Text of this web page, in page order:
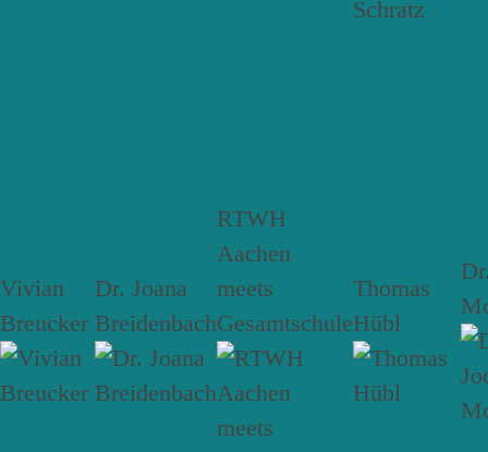
Vivian
Breucker
Dr. Joana
Breidenbach
RTWH
Aachen
meets
Gesamtschule
Thomas
Hübl